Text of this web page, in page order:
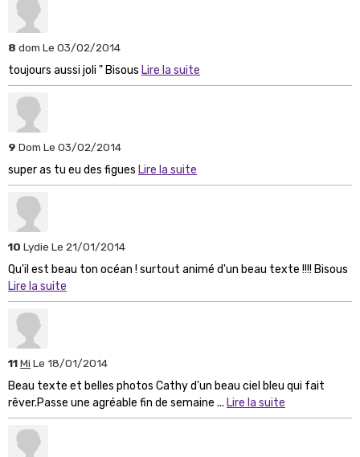
8 dom Le 03/02/2014
toujours aussi joli " Bisous Lire la suite
9 Dom Le 03/02/2014
super as tu eu des figues Lire la suite
10 Lydie Le 21/01/2014
Qu'il est beau ton océan ! surtout animé d'un beau texte !!!! Bisous
Lire la suite
11Mi Le 18/01/2014
Beau texte et belles photos Cathy d'un beau ciel bleu qui fait
rêver.Passe une agréable fin de semaine ... Lire la suite